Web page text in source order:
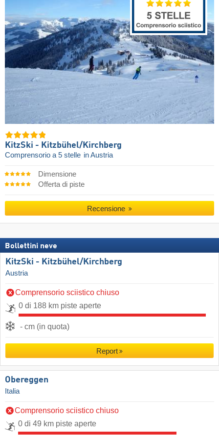
KitzSki - Kitzbühel/​Kirchberg
Comprensorio a 5 stelle in Austria
Dimensione
Offerta di piste
Recensione
Bollettini neve
KitzSki - Kitzbühel/​Kirchberg
Austria
Comprensorio sciistico chiuso
0 di 188 km piste aperte
- cm (in quota)
Report
Obereggen
Italia
Comprensorio sciistico chiuso
0 di 49 km piste aperte